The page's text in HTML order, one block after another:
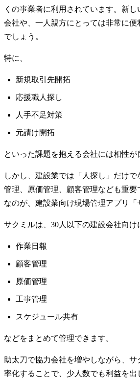
くの事業者に利用されています。新
会社や、一人親方にとっては非常に便
でしょう。
特に、
新規取引先開拓
応援職人探し
人手不足対策
元請け開拓
といった課題を抱える会社には相性が
しかし、建設業では「人探し」だけ
管理、原価管理、顧客管理なども重要
なのが、建設業向け現場管理アプリ「
サクミルは、30人以下の建設会社向け
作業日報
顧客管理
原価管理
工事管理
スケジュール共有
などをまとめて管理できます。
助太刀で協力会社を増やしながら、
率化することで、少人数でも利益を出